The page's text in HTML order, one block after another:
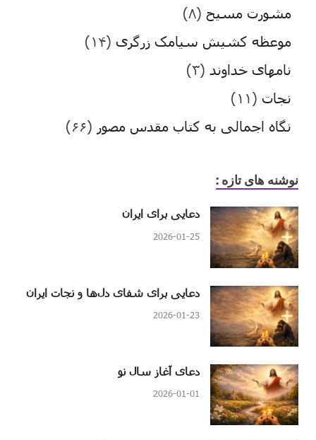
مشورت مسیح (۸)
موعظه کشیش سیامک زرگری (۱۴)
نامهای خداوند (۳)
نجات (۱۱)
نگاه اجمالی به کتاب مقدس مصور (۶۶)
نوشنه های تازه :
دعایی برای ایران
2026-01-25
دعایی برای شفای دل‌ها و نجات ایران
2026-01-23
دعای آغاز سال نو
2026-01-01